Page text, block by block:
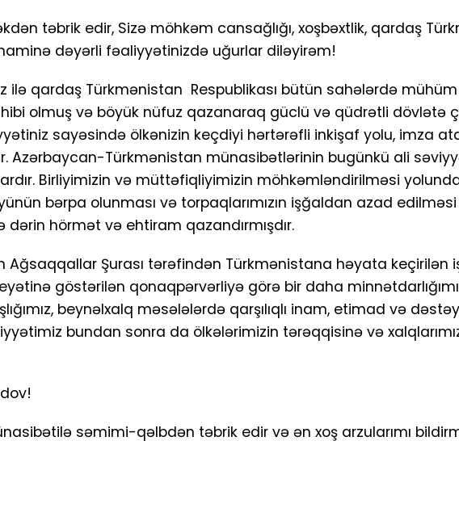
təbrik edir, Sizə möhkəm cansağlığı, xoşbəxtlik, qardaş
naminə dəyərli fəaliyyətinizdə uğurlar diləyirəm!
ilə qardaş Türkmənistan Respublikası bütün sahələrdə
olmuş və böyük nüfuz qazanaraq güclü və qüdrətli dövlətə
sayəsində ölkənizin keçdiyi hərtərəfli inkişaf yolu, imza
Azərbaycan-Türkmənistan münasibətlərinin bugünkü ali
Birliyimizin və müttəfiqliyimizin möhkəmləndirilməsi
bərpa olunması və torpaqlarımızın işğaldan azad
hörmət və ehtiram qazandırmışdır.
Şurası tərəfindən Türkmənistana həyata keçirilən
göstərilən qonaqpərvərliyə görə bir daha
beynəlxalq məsələlərdə qarşılıqlı inam, etimad və
bundan sonra da ölkələrimizin tərəqqisinə və
səmimi-qəlbdən təbrik edir və ən xoş arzularımı